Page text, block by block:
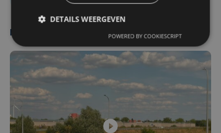
Meest gelezen
DETAILS WEERGEVEN
POWERED BY COOKIESCRIPT